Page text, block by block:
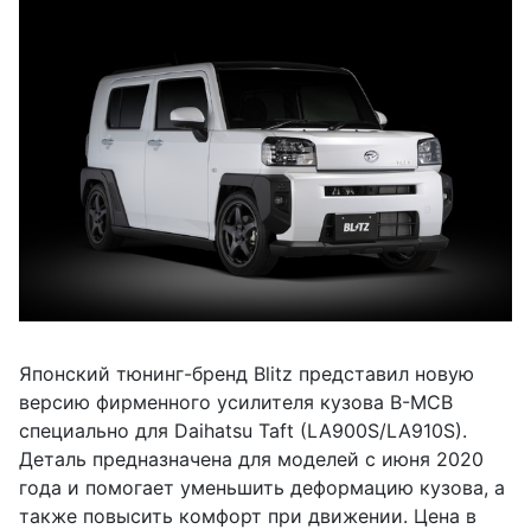
Японский тюнинг-бренд Blitz представил новую
версию фирменного усилителя кузова B-MCB
специально для Daihatsu Taft (LA900S/LA910S).
Деталь предназначена для моделей с июня 2020
года и помогает уменьшить деформацию кузова, а
также повысить комфорт при движении. Цена в